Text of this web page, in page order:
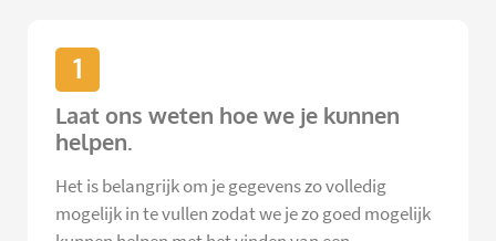
1
Laat ons weten hoe we je kunnen
helpen.
Het is belangrijk om je gegevens zo volledig
mogelijk in te vullen zodat we je zo goed mogelijk